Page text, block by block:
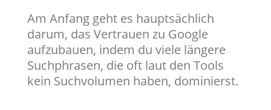
Am Anfang geht es hauptsächlich
darum, das Vertrauen zu Google
aufzubauen, indem du viele längere
Suchphrasen, die oft laut den Tools
kein Suchvolumen haben, dominierst.